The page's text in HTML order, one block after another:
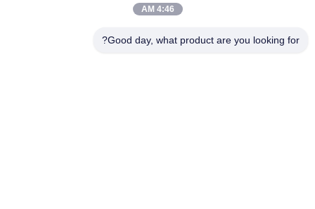
بهترین قیمت رو بدست
بیار
4:46 AM
Good day, what product are you looking for?